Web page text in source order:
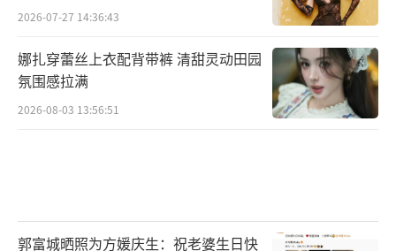
2026-07-27 14:36:43
娜扎穿蕾丝上衣配背带裤 清甜灵动田园
氛围感拉满
2026-08-03 13:56:51
郭富城晒照为方媛庆生：祝老婆生日快